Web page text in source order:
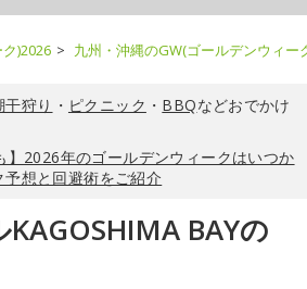
)2026 九州・沖縄のGW(ゴールデンウィ
干狩り ・ ピクニック ・ BBQなどおでかけ
】2026年のゴールデンウィークはいつか
想と回避術をご紹介
BAYの